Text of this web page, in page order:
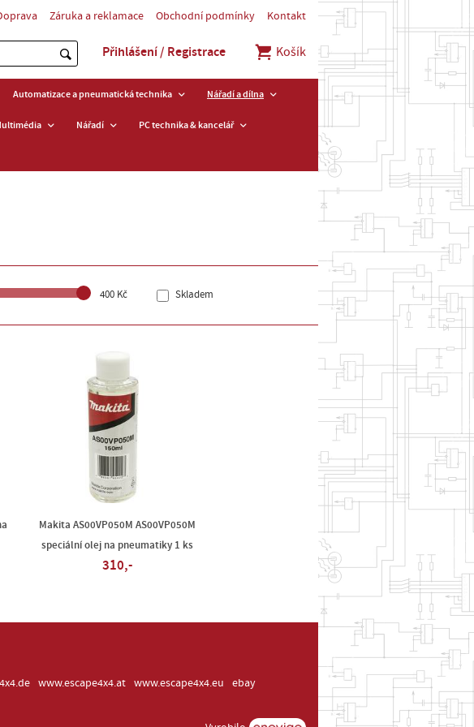
Záruka a reklamace Obchodní podmínky Kontakt
Přihlášení / Registrace Košík
Automatizace a pneumatická technika Nářadí a dílna
Nářadí PC technika & kancelář
400 Kč Skladem
Makita AS00VP050M AS00VP050M
speciální olej na pneumatiky 1 ks
310,-
www.escape4x4.at www.escape4x4.eu ebay